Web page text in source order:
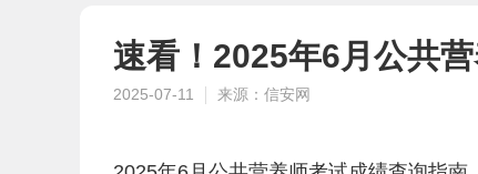
速看！2025年6月公共
2025-07-11 来源：信安网